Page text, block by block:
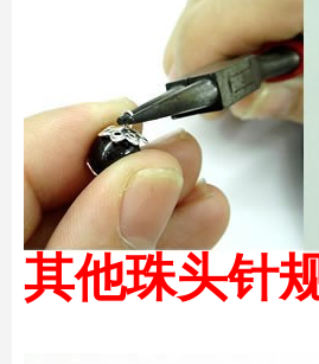
其他珠头针